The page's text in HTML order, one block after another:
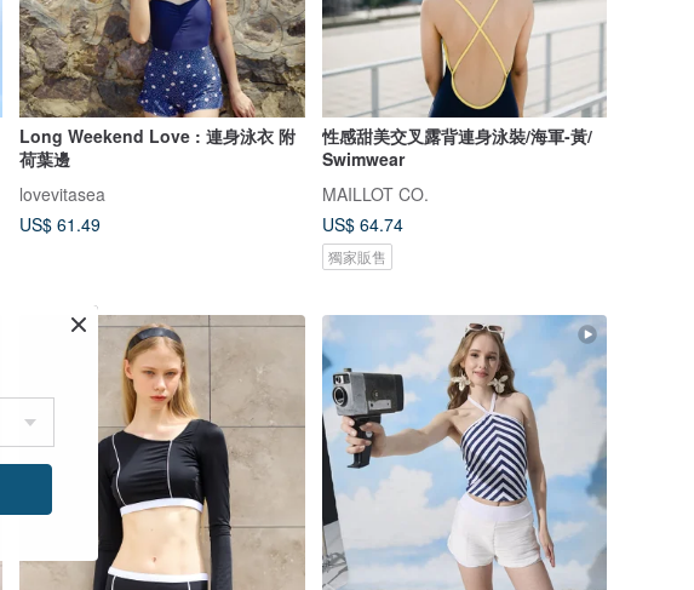
Long Weekend Love : 連身泳衣 附
荷葉邊
lovevitasea
US$ 61.49
性感甜美交叉露背連身泳裝/海軍-黃/
Swimwear
MAILLOT CO.
US$ 64.74
獨家販售